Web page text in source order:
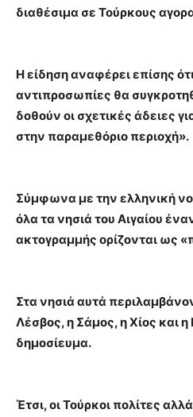
διαθέσιμα σε Τούρκους
Η είδηση αναφέρει επίσης
αντιπροσωπίες θα
δοθούν οι σχετικές άδειες
στην παραμεθόριο περιοχή».
Σύμφωνα με την ελληνική
όλα τα νησιά του Αιγαίου
ακτογραμμής ορίζονται ως
Στα νησιά αυτά
Λέσβος, η Σάμος, η Χίος και
δημοσίευμα.
Έτσι, οι Τούρκοι πολίτες